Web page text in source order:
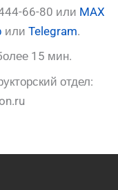
66-80 или MAX
или Telegram.
15 мин.
отдел: